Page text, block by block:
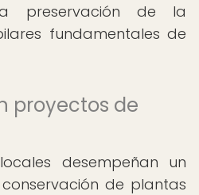
preservación de la
fundamentales de
proyectos de
desempeñan un
de plantas